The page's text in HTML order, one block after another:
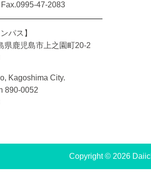
47-2083
パス】
県鹿児島市上之園町20-2
Kagoshima City.
890-0052
Copyright © 2026